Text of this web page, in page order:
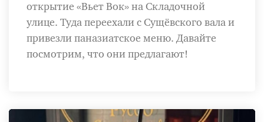
открытие «Вьет Вок» на Складочной
улице. Туда переехали с Сущёвского вала и
привезли паназиатское меню. Давайте
посмотрим, что они предлагают!